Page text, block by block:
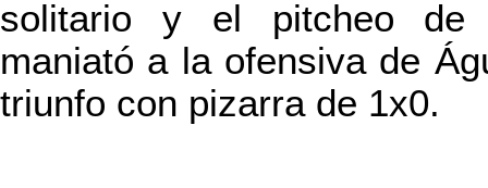
solitario y el pitcheo de
maniató a la ofensiva de
triunfo con pizarra de 1x0.